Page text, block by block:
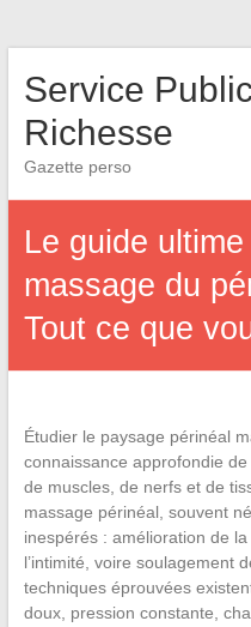
Service
Richesse
Gazette perso
Le guide
massage du
Tout ce que
Étudier le paysage périnéal
connaissance approfondie
de muscles, de nerfs et de
massage périnéal, souvent
inespérés : amélioration de
l’intimité, voire soulagement
techniques éprouvées
doux, pression constante,